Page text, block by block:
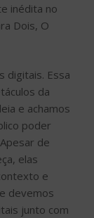
inédita no
Dois, O
digitais. Essa
da
e achamos
poder
de
elas
e
devemos
junto com